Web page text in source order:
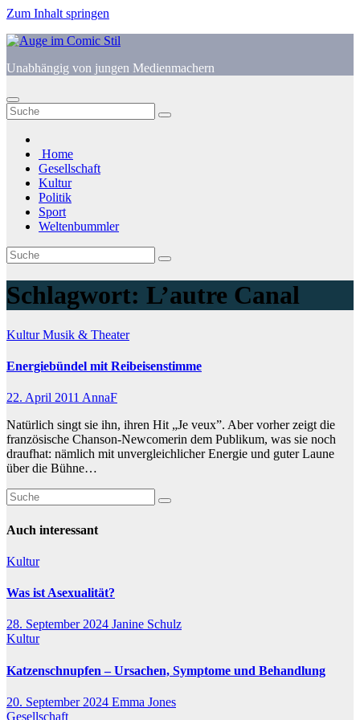
Zum Inhalt springen
Unabhängig von jungen Medienmachern
Home
Gesellschaft
Kultur
Politik
Sport
Weltenbummler
Schlagwort: L’autre Canal
KulturMusik & Theater
Energiebündel mit Reibeisenstimme
22. April 2011 AnnaF
Natürlich singt sie ihn, ihren Hit „Je veux”. Aber vorher zeigt die
französische Chanson-Newcomerin dem Publikum, was sie noch
draufhat: nämlich mit unvergleichlicher Energie und guter Laune
über die Bühne…
Auch interessant
Kultur
Was ist Asexualität?
28. September 2024 Janine Schulz
Kultur
Katzenschnupfen – Ursachen, Symptome und Behandlung
20. September 2024 Emma Jones
Gesellschaft